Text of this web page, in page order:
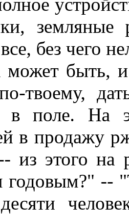
земляные
без чего
может быть,
твоему,
в поле. На
в продажу
из этого на
годовым?" --